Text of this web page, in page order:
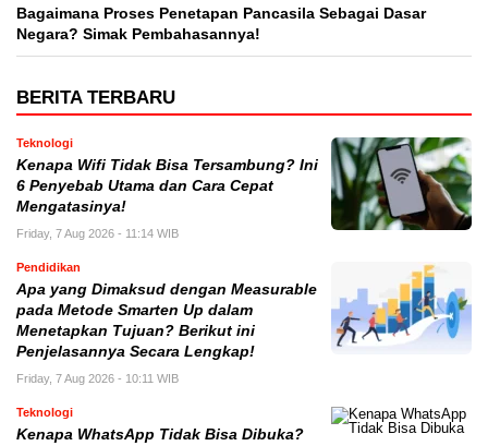
Bagaimana Proses Penetapan Pancasila Sebagai Dasar
Negara? Simak Pembahasannya!
BERITA TERBARU
Teknologi
Kenapa Wifi Tidak Bisa Tersambung? Ini
6 Penyebab Utama dan Cara Cepat
Mengatasinya!
Friday, 7 Aug 2026 - 11:14 WIB
Pendidikan
Apa yang Dimaksud dengan Measurable
pada Metode Smarten Up dalam
Menetapkan Tujuan? Berikut ini
Penjelasannya Secara Lengkap!
Friday, 7 Aug 2026 - 10:11 WIB
Teknologi
Kenapa WhatsApp Tidak Bisa Dibuka?